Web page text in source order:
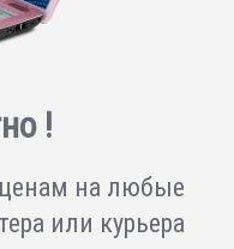
!
на любые
или курьера